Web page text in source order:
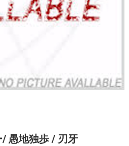
愚地独歩 / 刃牙